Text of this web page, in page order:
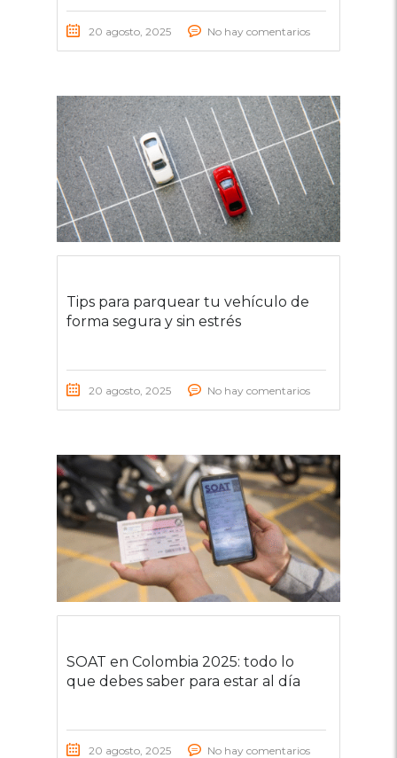
20 agosto, 2025 No hay comentarios
Tips para parquear tu vehículo de
forma segura y sin estrés
20 agosto, 2025 No hay comentarios
SOAT en Colombia 2025: todo lo
que debes saber para estar al día
20 agosto, 2025 No hay comentarios